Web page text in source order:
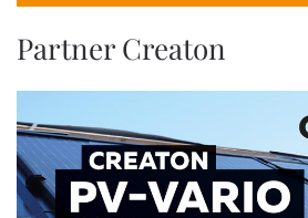
Partner Creaton